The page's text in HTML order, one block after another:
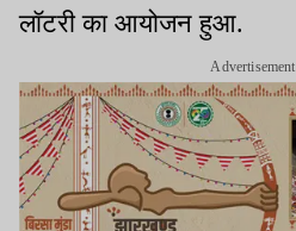
लॉटरी का आयोजन हुआ.
Advertisement